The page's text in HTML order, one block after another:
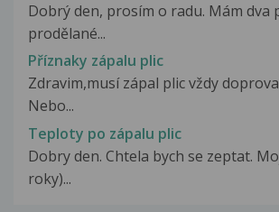
Dobrý den, prosím o radu. Mám dva
prodělané...
Příznaky zápalu plic
Zdravim,musí zápal plic vždy
Nebo...
Teploty po zápalu plic
Dobry den. Chtela bych se zeptat.
roky)...